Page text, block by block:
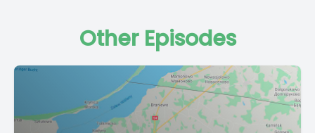
Other Episodes